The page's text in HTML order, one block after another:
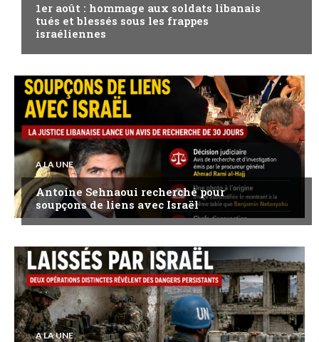
1er août : hommage aux soldats libanais
tués et blessés sous les frappes
israéliennes
A LA UNE
Antoine Sehnaoui recherché pour
soupçons de liens avec Israël
A LA UNE